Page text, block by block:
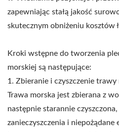
zapewniając stałą jakość
skutecznym obniżeniu kosztów
Kroki wstępne do tworzenia
morskiej są następujące:
1. Zbieranie i czyszczenie trawy
Trawa morska jest zbierana z
następnie starannie
zanieczyszczenia i niepożądane